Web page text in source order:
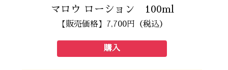
マロウ ローション 100ml
【販売価格】7,700円（税込）
購入